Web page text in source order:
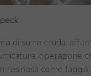
di suino cruda,
operazione
resinosa come